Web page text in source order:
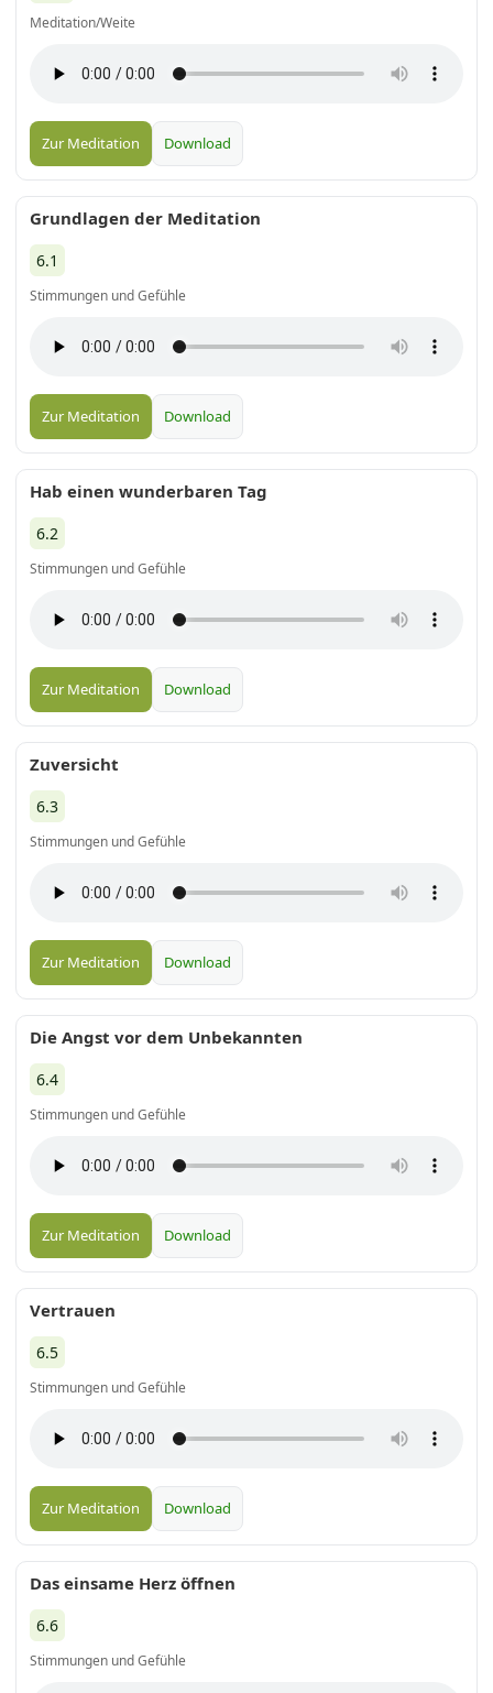
Meditation/Weite
Zur Meditation Download
Grundlagen der Meditation
6.1
Stimmungen und Gefühle
Zur Meditation Download
Hab einen wunderbaren Tag
6.2
Stimmungen und Gefühle
Zur Meditation Download
Zuversicht
6.3
Stimmungen und Gefühle
Zur Meditation Download
Die Angst vor dem Unbekannten
6.4
Stimmungen und Gefühle
Zur Meditation Download
Vertrauen
6.5
Stimmungen und Gefühle
Zur Meditation Download
Das einsame Herz öffnen
6.6
Stimmungen und Gefühle